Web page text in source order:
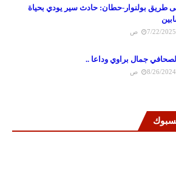
طريق بولنوار-حطان: حادث سير يودي بحياة
ص
جمال براوي وداعا ..
ص